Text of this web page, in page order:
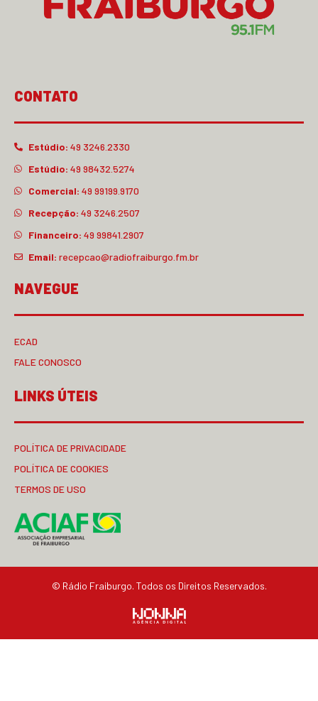
CONTATO
Estúdio: 49 3246.2330
Estúdio: 49 98432.5274
Comercial: 49 99199.9170
Recepção: 49 3246.2507
Financeiro: 49 99841.2907
Email: recepcao@radiofraiburgo.fm.br
NAVEGUE
ECAD
FALE CONOSCO
LINKS ÚTEIS
POLÍTICA DE PRIVACIDADE
POLÍTICA DE COOKIES
TERMOS DE USO
© Rádio Fraiburgo. Todos os Direitos Reservados.